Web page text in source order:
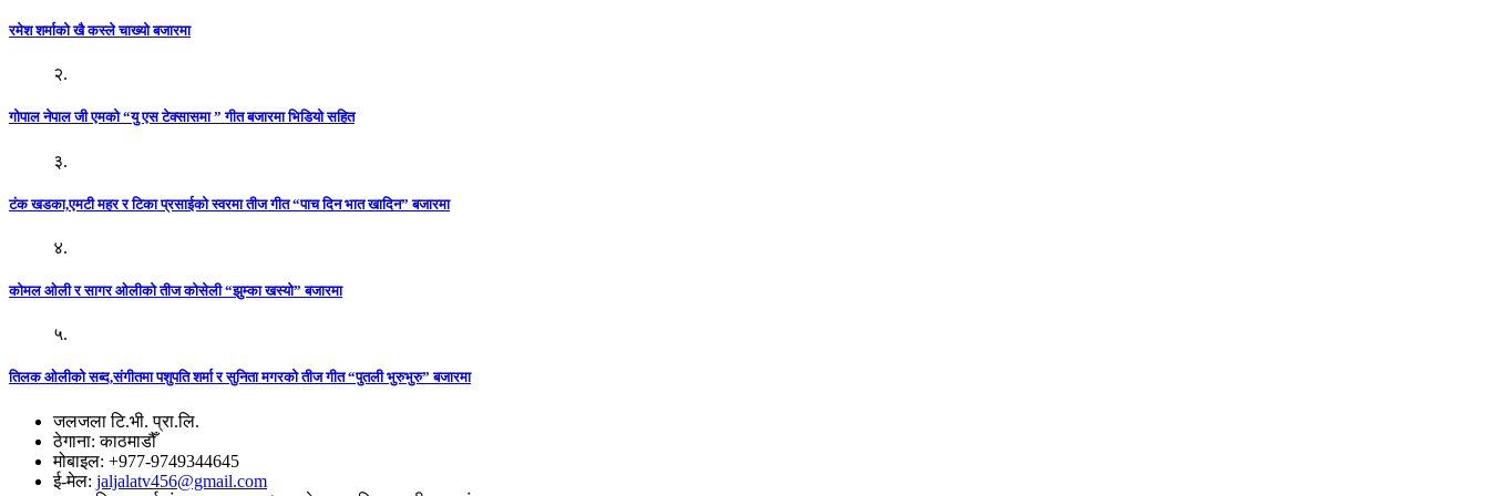
रमेश शर्माको खै कस्ले चाख्यो बजारमा
२.
गोपाल नेपाल जी एमको “यु एस टेक्सासमा ” गीत बजारमा भिडियो सहित
३.
टंक खडका,एमटी महर र टिका प्रसाईको स्वरमा तीज गीत “पाच दिन भात खादिन” बजारमा
४.
कोमल ओली र सागर ओलीको तीज कोसेली “झुम्का खस्यो” बजारमा
५.
तिलक ओलीको सब्द,संगीतमा पशुपति शर्मा र सुनिता मगरको तीज गीत “पुतली भुरुभुरु” बजारमा
जलजला टि.भी. प्रा.लि.
ठेगाना: काठमाडौँ
मोबाइल: +977-9749344645
ई-मेल: jaljalatv456@gmail.com